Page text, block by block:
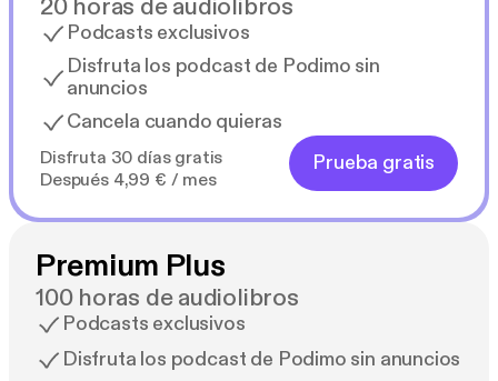
20 horas de audiolibros
Podcasts exclusivos
Disfruta los podcast de Podimo sin
anuncios
Cancela cuando quieras
Disfruta 30 días gratis
Después 4,99 € / mes
Prueba gratis
Premium Plus
100 horas de audiolibros
Podcasts exclusivos
Disfruta los podcast de Podimo sin anuncios